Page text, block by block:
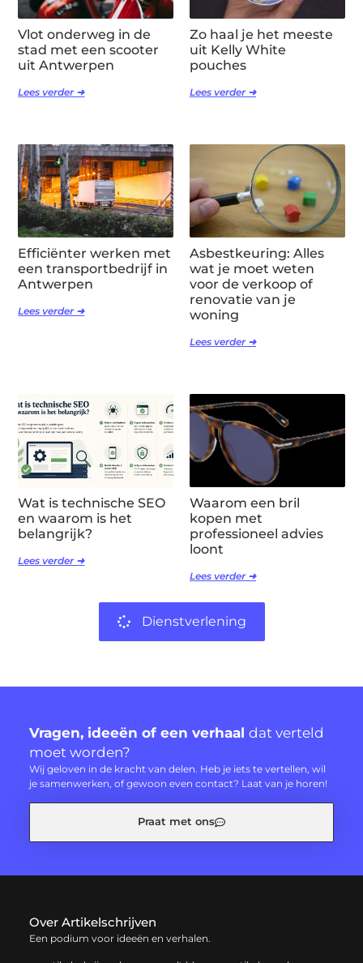
Vlot onderweg in de
stad met een scooter
uit Antwerpen
Lees verder ➜
Zo haal je het meeste
uit Kelly White
pouches
Lees verder ➜
Efficiënter werken met
een transportbedrijf in
Antwerpen
Lees verder ➜
Asbestkeuring: Alles
wat je moet weten
voor de verkoop of
renovatie van je
woning
Lees verder ➜
Wat is technische SEO
en waarom is het
belangrijk?
Lees verder ➜
Waarom een bril
kopen met
professioneel advies
loont
Lees verder ➜
Dienstverlening
Vragen, ideeën of een verhaal dat verteld
moet worden?
Wij geloven in de kracht van delen. Heb je iets te vertellen, wil
je samenwerken, of gewoon even contact? Laat van je horen!
Praat met ons
Over Artikelschrijven
Een podium voor ideeën en verhalen.